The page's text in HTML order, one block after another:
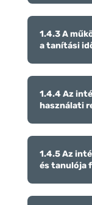
1.4.3 A
a tanítási
1.4.4 Az
használati
1.4.5 Az
és tanulója